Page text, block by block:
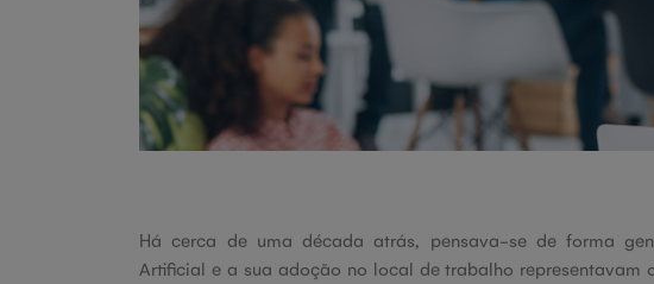
Há cerca de uma década atrás, pensava-se de forma
Artificial e a sua adoção no local de trabalho representavam